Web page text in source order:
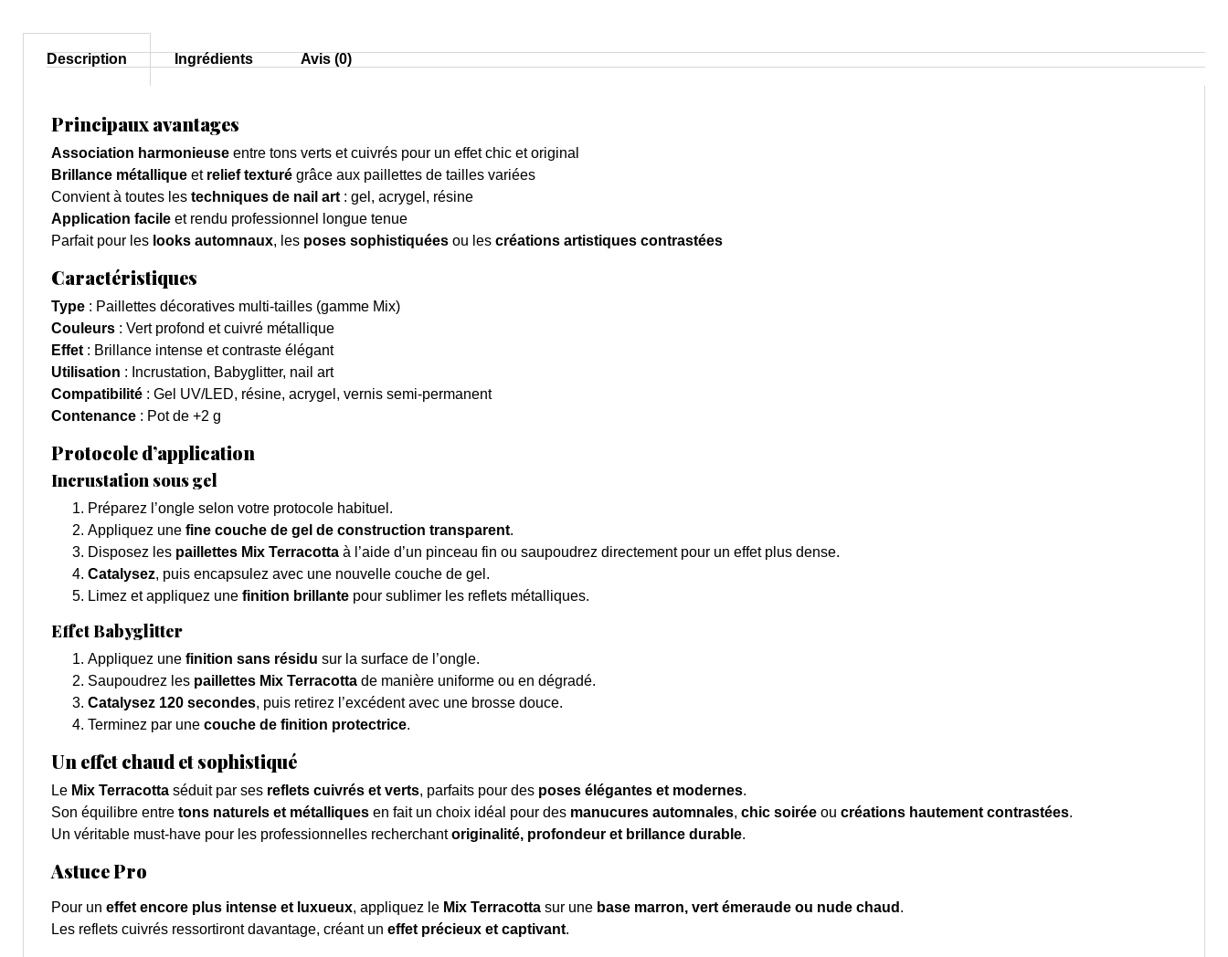
Description Ingrédients Avis (0)
Principaux avantages
Association harmonieuse entre tons verts et cuivrés pour un effet chic et original
Brillance métallique et relief texturé grâce aux paillettes de tailles variées
Convient à toutes les techniques de nail art: gel, acrygel, résine
Application facile et rendu professionnel longue tenue
Parfait pour les looks automnaux, les poses sophistiquées ou les créations artistiques contrastées
Caractéristiques
Type : Paillettes décoratives multi-tailles (gamme Mix)
Couleurs : Vert profond et cuivré métallique
Effet: Brillance intense et contraste élégant
Utilisation : Incrustation, Babyglitter, nail art
Compatibilité : Gel UV/LED, résine, acrygel, vernis semi-permanent
Contenance : Pot de +2 g
Protocole d’application
Incrustation sous gel
Préparez l’ongle selon votre protocole habituel.
Appliquez une fine couche de gel de construction transparent.
Disposez les paillettes Mix Terracotta à l’aide d’un pinceau fin ou saupoudrez directement pour un effet plus dense.
Catalysez, puis encapsulez avec une nouvelle couche de gel.
Limez et appliquez une finition brillante pour sublimer les reflets métalliques.
Effet Babyglitter
Appliquez une finition sans résidu sur la surface de l’ongle.
Saupoudrez les paillettes Mix Terracotta de manière uniforme ou en dégradé.
Catalysez 120 secondes, puis retirez l’excédent avec une brosse douce.
Terminez par une couche de finition protectrice.
Un effet chaud et sophistiqué
Le Mix Terracotta séduit par ses reflets cuivrés et verts, parfaits pour des poses élégantes et modernes.
Son équilibre entre tons naturels et métalliques en fait un choix idéal pour des manucures automnales, chic soirée ou créations hautement contrastées.
Un véritable must-have pour les professionnelles recherchantoriginalité, profondeur et brillance durable.
Astuce Pro
Pour un effet encore plus intense et luxueux, appliquez le Mix Terracotta sur une base marron, vert émeraude ou nude chaud .
Les reflets cuivrés ressortiront davantage, créant un effet précieux et captivant.